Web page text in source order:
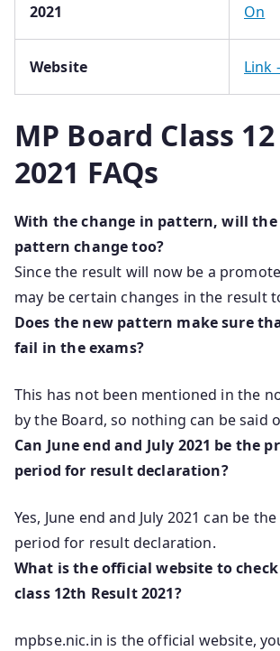
2021
On
Website Link
MP Board Class
2021 FAQs
With the change in pattern, will
pattern change too?
Since the result will now be a
may be certain changes in the result
Does the new pattern make sure
fail in the exams?
This has not been mentioned in the
by the Board, so nothing can be said
Can June end and July 2021 be the
period for result declaration?
Yes, June end and July 2021 can be
period for result declaration.
What is the official website to check
class 12th Result 2021?
mpbse.nic.in is the official website,